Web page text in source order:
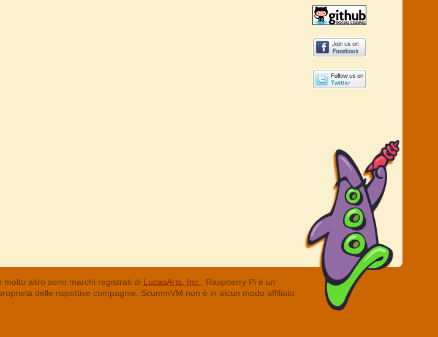
altro sono marchi registrati di LucasArts, Inc.
. Raspberry Pi è un
delle rispettive compagnie. ScummVM non è in alcun modo affiliato